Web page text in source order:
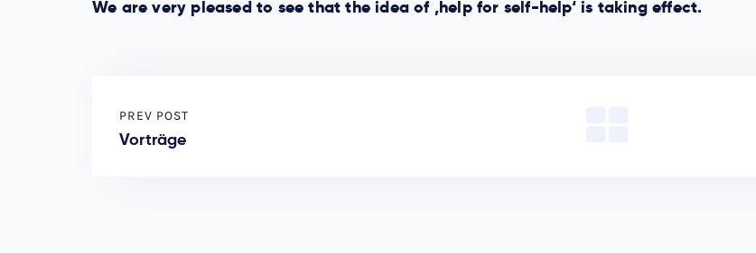
We are very pleased to see that the idea of ‚help for self-help‘ is taking effect.
PREV POST
Vorträge